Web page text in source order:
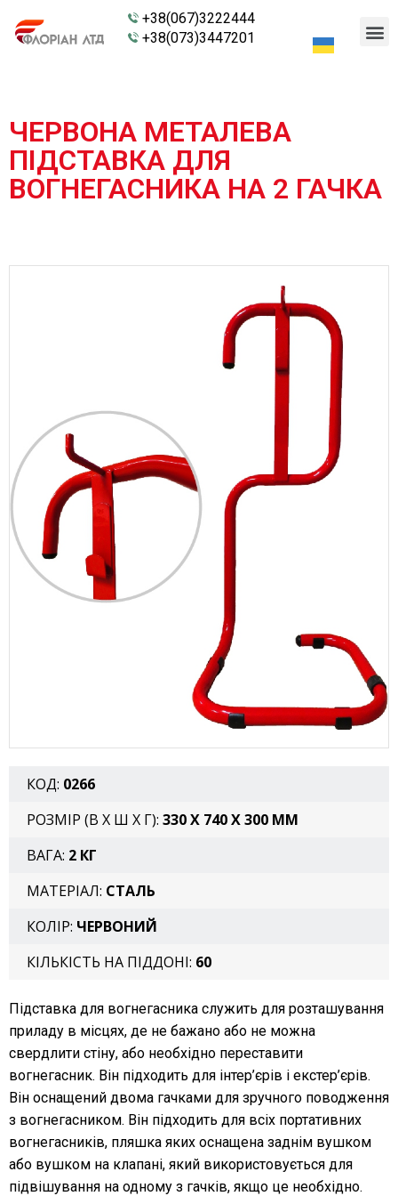
+38(067)3222444
+38(073)3447201
ЧЕРВОНА МЕТАЛЕВА
ПІДСТАВКА ДЛЯ
ВОГНЕГАСНИКА НА 2 ГАЧКА
КОД: 0266
РОЗМІР (В X Ш X Г): 330 X 740 X 300 ММ
ВАГА: 2 КГ
МАТЕРІАЛ: СТАЛЬ
КОЛІР: ЧЕРВОНИЙ
КІЛЬКІСТЬ НА ПІДДОНІ: 60
Підставка для вогнегасника служить для розташування
приладу в місцях, де не бажано або не можна
свердлити стіну, або необхідно переставити
вогнегасник. Він підходить для інтер’єрів і екстер’єрів.
Він оснащений двома гачками для зручного поводження
з вогнегасником. Він підходить для всіх портативних
вогнегасників, пляшка яких оснащена заднім вушком
або вушком на клапані, який використовується для
підвішування на одному з гачків, якщо це необхідно.